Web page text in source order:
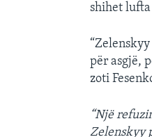
shihet lufta
për asgjë,
zoti
“Një
Zelenskyy